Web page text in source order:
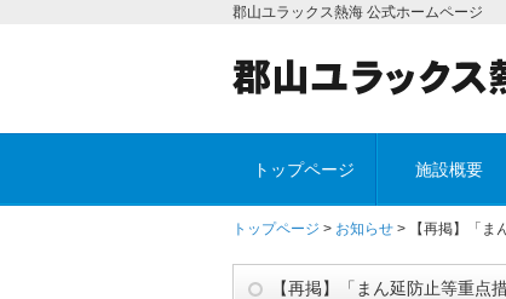
郡山ユラックス熱海 公式ホームページ
トップページ 施設概要
トップページ > お知らせ > 【再掲】「ま
【再掲】「まん延防止等重点